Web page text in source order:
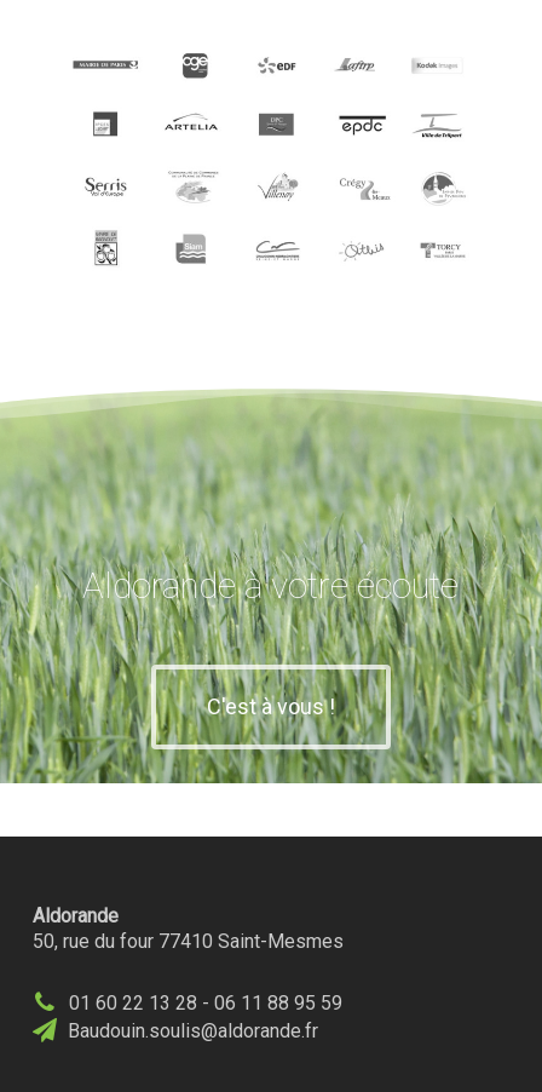
Aldorande à votre écoute
C'est à vous !
Aldorande
50, rue du four 77410 Saint-Mesmes
01 60 22 13 28 - 06 11 88 95 59
Baudouin.soulis@aldorande.fr